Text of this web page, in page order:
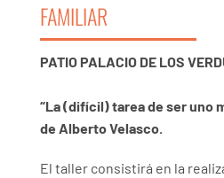
FAMILIAR
PATIO PALACIO DE LOS
“La (difícil) tarea de ser uno
de Alberto Velasco.
El taller consistirá en la